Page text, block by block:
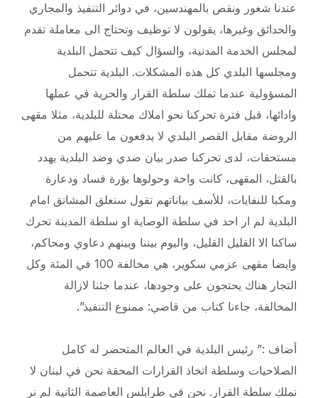
عندنا شغور ونقص بالمهندسين، في دوائر التنفيذ والمجاري
والحدائق وغيرها، يقولون لا توظيف وتحتاج الى معاملة تقدم
لمجلس الخدمة المدنية، والسؤال كيف تتحمل البلدية
ومجلسها البلدي كل هذه المشكلات. البلدية تتحمل
المسؤولية عندما تملك سلطة القرار والحرية في عملها
وادائها، قبل فترة تحركنا نحو املاك محتلة للبلدية، مثلا مقهى
الروضة مقابل القصر البلدي لا يدفعون ما عليهم من
مستحقات، لدى تحركنا صدر بيان ضدي وضد البلدية يهدد
بالقتل، المقهى، كانت واحة وحولوها بؤرة فساد ودعارة
ومكبا للنفايات، للأسف بياناتهم تقول سنعلق المشانق امام
البلدية لم ار احد في سلطة الوصاية او سلطة المدينة تحرك
ساكنا الا القليل القليل، واليوم بيننا وبينهم دعاوي ومحاكم،
وايضا مقهى عزمي سكوير، هي مخالفة 100 في المئة وكل
التجار هناك يحتجون على وجودها، عندما جئنا لازالة
المخالفة، جاءنا كتاب من قاضي: ممنوع التنفيذ”.
أضاف :” رئيس البلدية في العالم المتحضر له كامل
الصلاحيات وسلطة اتخاذ القرارات المحقة نحن في لبنان لا
نملك سلطة القرار. نحن في طرابلس العاصمة الثانية لم نر